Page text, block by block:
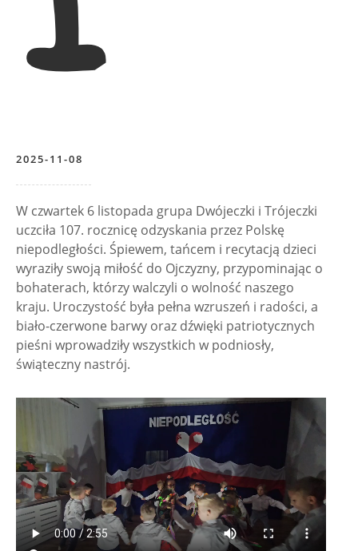
2025-11-08
W czwartek 6 listopada grupa Dwójeczki i Trójeczki
uczciła 107. rocznicę odzyskania przez Polskę
niepodległości. Śpiewem, tańcem i recytacją dzieci
wyraziły swoją miłość do Ojczyzny, przypominając o
bohaterach, którzy walczyli o wolność naszego
kraju. Uroczystość była pełna wzruszeń i radości, a
biało-czerwone barwy oraz dźwięki patriotycznych
pieśni wprowadziły wszystkich w podniosły,
świąteczny nastrój.